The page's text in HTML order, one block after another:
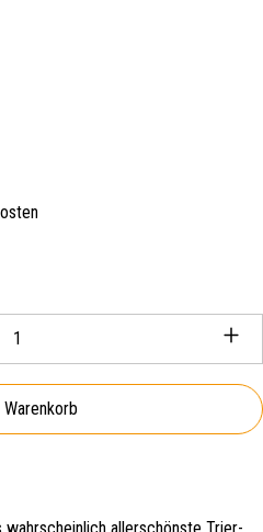
Wert ein oder
Warenkorb